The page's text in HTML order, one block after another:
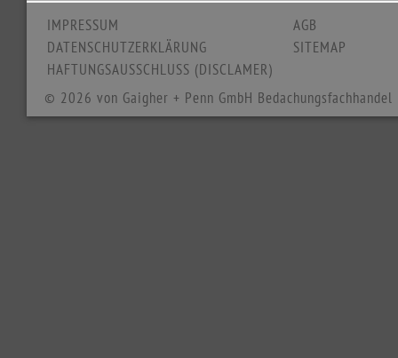
IMPRESSUM
DATENSCHUTZERKLÄRUNG
HAFTUNGSAUSSCHLUSS (DISCLAMER)
AGB
SITEMAP
© 2026 von Gaigher + Penn GmbH Bedachungsfachhandel